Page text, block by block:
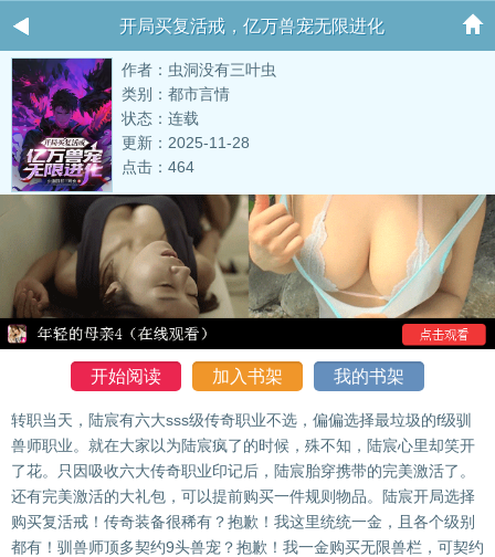
开局买复活戒，亿万兽宠无限进化
作者：虫洞没有三叶虫
类别：都市言情
状态：连载
更新：2025-11-28
点击：464
开始阅读 加入书架 我的书架
转职当天，陆宸有六大sss级传奇职业不选，偏偏选择最垃圾的f级驯
兽师职业。就在大家以为陆宸疯了的时候，殊不知，陆宸心里却笑开
了花。只因吸收六大传奇职业印记后，陆宸胎穿携带的完美激活了。
还有完美激活的大礼包，可以提前购买一件规则物品。陆宸开局选择
购买复活戒！传奇装备很稀有？抱歉！我这里统统一金，且各个级别
都有！驯兽师顶多契约9头兽宠？抱歉！我一金购买无限兽栏，可契约